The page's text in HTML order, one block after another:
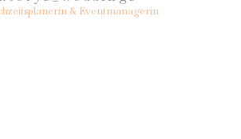
& Eventmanagerin